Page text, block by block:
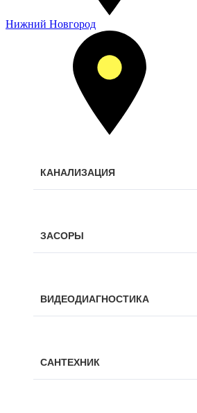
Нижний Новгород
КАНАЛИЗАЦИЯ
ЗАСОРЫ
ВИДЕОДИАГНОСТИКА
САНТЕХНИК